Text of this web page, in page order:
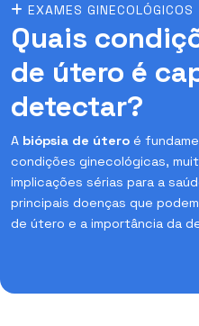
EXAMES GINECOLÓGICOS
Quais
de útero é
detectar?
A biópsia de útero é
condições ginecológicas,
implicações sérias para a
principais doenças que
de útero e a importância da